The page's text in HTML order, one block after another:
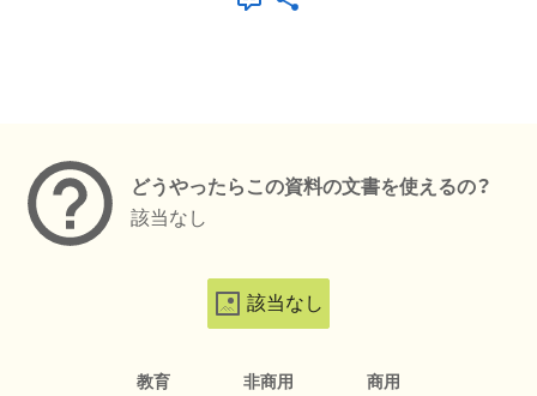
どうやったらこの資料の文書を使えるの？
該当なし
該当なし
教育 非商用 商用